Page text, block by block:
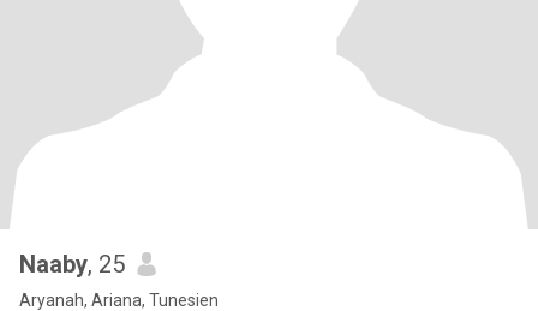
Naaby, 25
Aryanah, Ariana, Tunesien